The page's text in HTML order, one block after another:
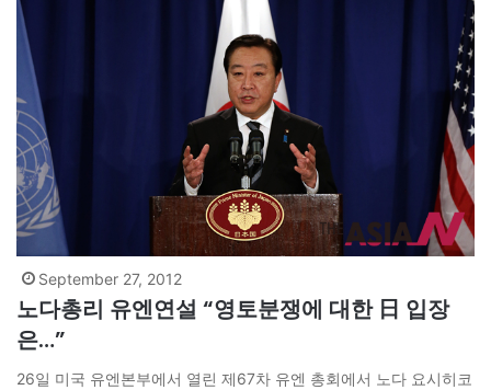
September 27, 2012
노다총리 유엔연설 “영토분쟁에 대한 日 입장
은…”
26일 미국 유엔본부에서 열린 제67차 유엔 총회에서 노다 요시히코